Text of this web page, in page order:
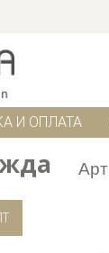
И ОПЛАТА